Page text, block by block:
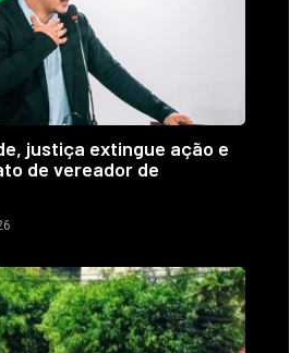
justiça extingue ação e
de vereador de